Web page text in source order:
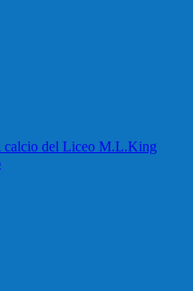
calcio del Liceo M.L.King